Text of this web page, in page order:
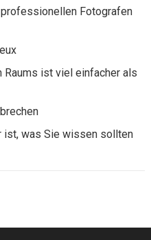
Fotografen
ist viel einfacher als
ist, was Sie wissen sollten